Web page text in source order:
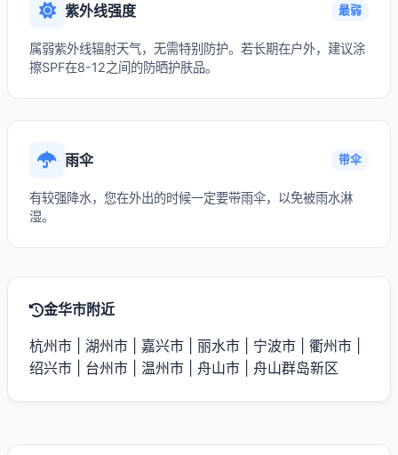
紫外线强度 最弱
属弱紫外线辐射天气，无需特别防护。若长期在户外，建议涂
擦SPF在8-12之间的防晒护肤品。
雨伞 带伞
有较强降水，您在外出的时候一定要带雨伞，以免被雨水淋
湿。
金华市附近
杭州市 湖州市 嘉兴市 丽水市 宁波市 衢州市
绍兴市
台州市 温州市 舟山市 舟山群岛新区